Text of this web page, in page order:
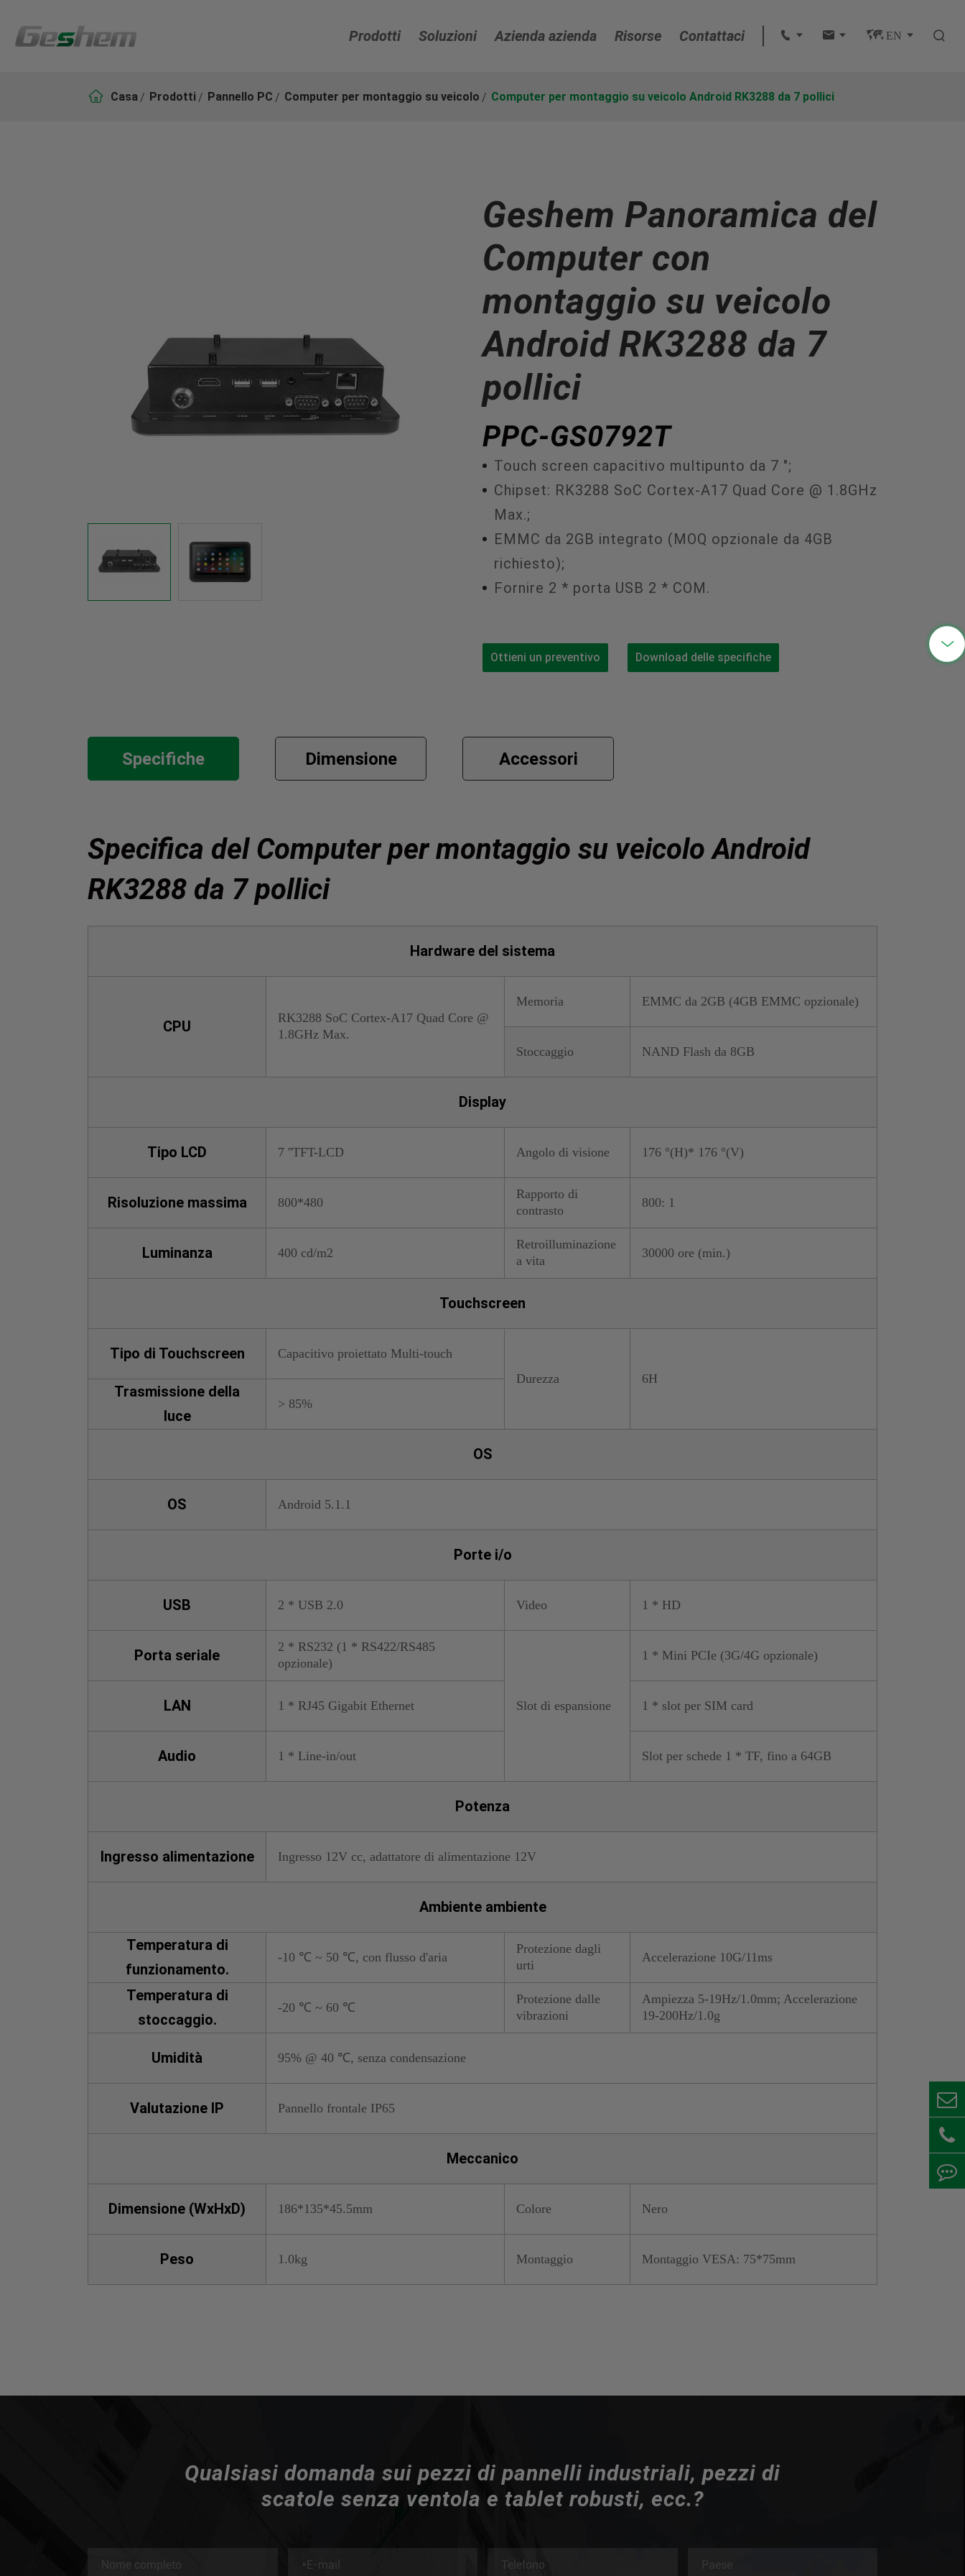
Prodotti Soluzioni Azienda azienda Risorse Contattaci      EN 
English
Español
português
中文

 Casa Prodotti Pannello PC Computer per montaggio su veicolo Computer per montaggio su veicolo Android RK3288 da 7 pollici
Geshem Panoramica del
Computer con
montaggio su veicolo
Android RK3288 da 7
pollici
PPC-GS0792T
Touch screen capacitivo multipunto da 7 ";
Chipset: RK3288 SoC Cortex-A17 Quad Core @ 1.8GHz
Max.;
EMMC da 2GB integrato (MOQ opzionale da 4GB
richiesto);
Fornire 2 * porta USB 2 * COM.
Ottieni un preventivo Download delle specifiche

Specifiche Dimensione Accessori
Specifica del Computer per montaggio su veicolo Android
RK3288 da 7 pollici
Hardware del sistema
CPU
RK3288 SoC Cortex-A17 Quad Core @
1.8GHz Max.
Memoria EMMC da 2GB (4GB EMMC opzionale)
Stoccaggio NAND Flash da 8GB
Display
Tipo LCD 7 ''TFT-LCD Angolo di visione 176 °(H)* 176 °(V)
Risoluzione massima 800*480
Rapporto di
contrasto
800: 1
Luminanza 400 cd/m2
Retroilluminazione
a vita
30000 ore (min.)
Touchscreen
Tipo di Touchscreen
Capacitivo proiettato Multi-touch
Durezza
6H
Trasmissione della
luce
> 85%
OS
OS Android 5.1.1
Porte i/o
USB 2 * USB 2.0 Video 1 * HD
Porta seriale
2 * RS232 (1 * RS422/RS485
opzionale)
Slot di espansione
1 * Mini PCIe (3G/4G opzionale)
LAN 1 * RJ45 Gigabit Ethernet 1 * slot per SIM card
Audio 1 * Line-in/out Slot per schede 1 * TF, fino a 64GB
Potenza
Ingresso alimentazione Ingresso 12V cc, adattatore di alimentazione 12V
Ambiente ambiente
Temperatura di
funzionamento.
-10 ℃ ~ 50 ℃, con flusso d'aria
Protezione dagli
urti
Accelerazione 10G/11ms
Temperatura di
stoccaggio.
-20 ℃ ~ 60 ℃
Protezione dalle
vibrazioni
Ampiezza 5-19Hz/1.0mm; Accelerazione
19-200Hz/1.0g
Umidità 95% @ 40 ℃, senza condensazione
Valutazione IP Pannello frontale IP65
Meccanico
Dimensione (WxHxD) 186*135*45.5mm Colore Nero
Peso 1.0kg Montaggio Montaggio VESA: 75*75mm
Qualsiasi domanda sui pezzi di pannelli industriali, pezzi di
scatole senza ventola e tablet robusti, ecc.?